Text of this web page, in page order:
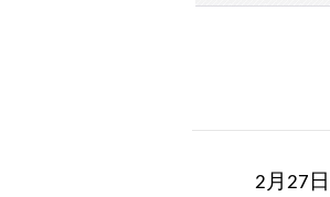
2 月 27